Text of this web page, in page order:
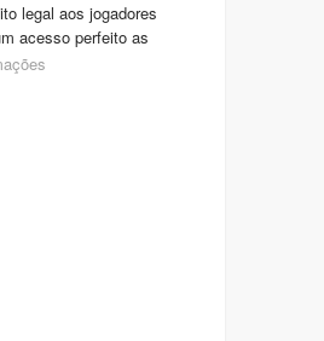
legal aos jogadores
acesso perfeito as